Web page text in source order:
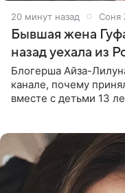
20 минут назад Соня
Бывшая жена
назад уехала из
Блогерша Айза-
канале, почему
вместе с детьми 13